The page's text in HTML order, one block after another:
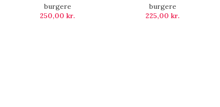
burgere
250,00 kr.
burgere
225,00 kr.